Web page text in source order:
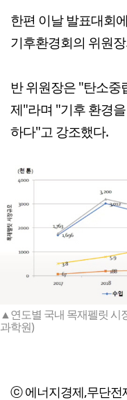
한편 이날 발표대회
기후환경회의 위원
반 위원장은 "탄소
제"라며 "기후 환경
하다"고 강조했다.
▲연도별 국내 목재펠릿 시
과학원)
ⓒ 에너지경제,무단전